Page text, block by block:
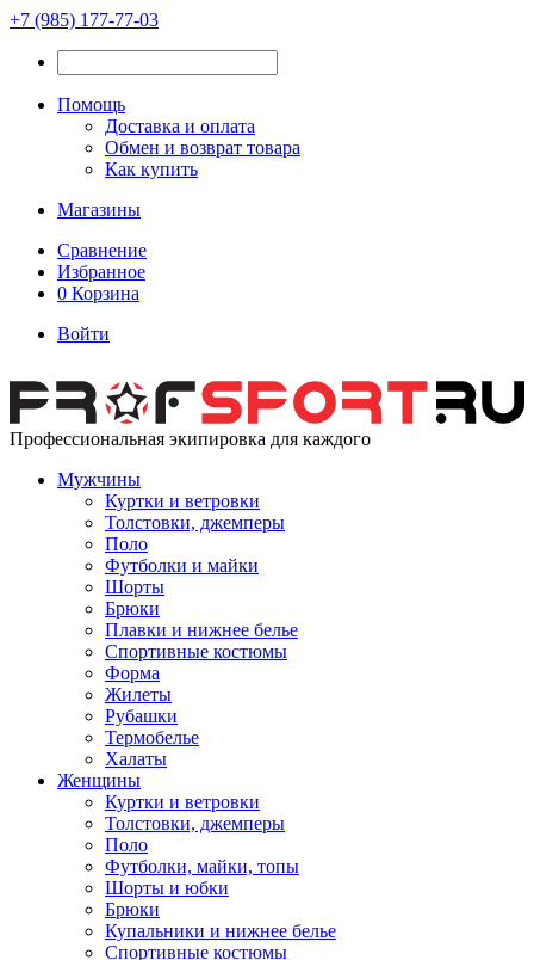
+7 (985) 177-77-03
Помощь
Доставка и оплата
Обмен и возврат товара
Как купить
Магазины
Сравнение
Избранное
0 Корзина
Войти
Профессиональная экипировка для каждого
Мужчины
Куртки и ветровки
Толстовки, джемперы
Поло
Футболки и майки
Шорты
Брюки
Плавки и нижнее белье
Спортивные костюмы
Форма
Жилеты
Рубашки
Термобелье
Халаты
Женщины
Куртки и ветровки
Толстовки, джемперы
Поло
Футболки, майки, топы
Шорты и юбки
Брюки
Купальники и нижнее белье
Спортивные костюмы